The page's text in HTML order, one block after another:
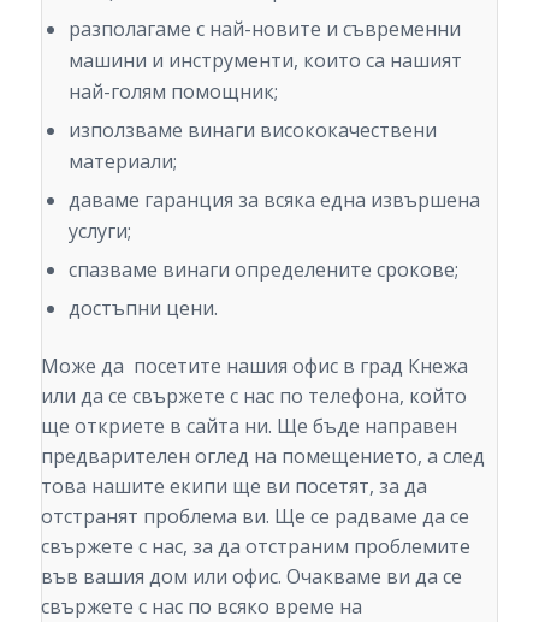
разполагаме с най-новите и съвременни
машини и инструменти, които са нашият
най-голям помощник;
използваме винаги висококачествени
материали;
даваме гаранция за всяка една извършена
услуги;
спазваме винаги определените срокове;
достъпни цени.
Може да посетите нашия офис в град Кнежа
или да се свържете с нас по телефона, който
ще откриете в сайта ни. Ще бъде направен
предварителен оглед на помещението, а след
това нашите екипи ще ви посетят, за да
отстранят проблема ви. Ще се радваме да се
свържете с нас, за да отстраним проблемите
във вашия дом или офис. Очакваме ви да се
свържете с нас по всяко време на